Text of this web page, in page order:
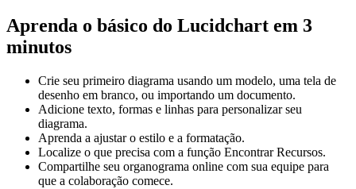
Aprenda o básico do Lucidchart em 3
minutos
Crie seu primeiro diagrama usando um modelo, uma tela de
desenho em branco, ou importando um documento.
Adicione texto, formas e linhas para personalizar seu
diagrama.
Aprenda a ajustar o estilo e a formatação.
Localize o que precisa com a função Encontrar Recursos.
Compartilhe seu organograma online com sua equipe para
que a colaboração comece.